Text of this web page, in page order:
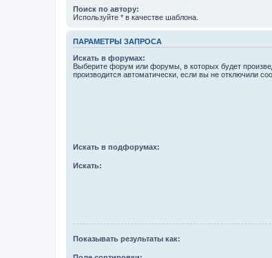
Поиск по автору:
Используйте * в качестве шаблона.
ПАРАМЕТРЫ ЗАПРОСА
Искать в форумах:
Выберите форум или форумы, в которых будет
производится автоматически, если вы не отключили
Искать в подфорумах:
Искать:
Показывать результаты как: